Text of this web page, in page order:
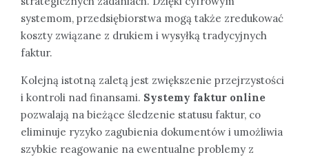
systemom, przedsiębiorstwa mogą także zredukować
koszty związane z drukiem i wysyłką tradycyjnych
faktur.
Kolejną istotną zaletą jest zwiększenie przejrzystości
i kontroli nad finansami. Systemy faktur online
pozwalają na bieżące śledzenie statusu faktur, co
eliminuje ryzyko zagubienia dokumentów i umożliwia
szybkie reagowanie na ewentualne problemy z